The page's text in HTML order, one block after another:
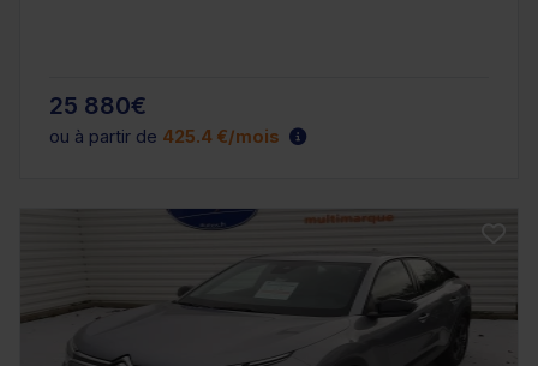
25 880€
ou à partir de 425.4 €/mois